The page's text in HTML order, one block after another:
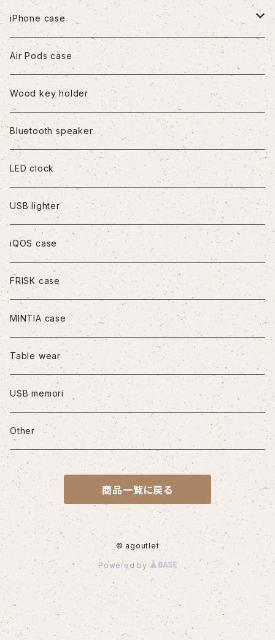
iPhone case
iPhone7/8/SE2
iPhone8Plus
iPhoneX/XS
iPhoneXR
iPhoneXS Max
iPhone11
iPhone11Pro
iPhone11Pro Max
iPhone12/12Pro
iPhone12mini
iPhone12Pro Max
iPhone13
iPhone13Pro
iPhone13Pro Max
iPhone14
iPhone14Pro
Air Pods case
Wood key holder
Bluetooth speaker
LED clock
USB lighter
iQOS case
FRISK case
MINTIA case
Table wear
USB memori
Other
商品一覧に戻る
© agoutlet
Powered by